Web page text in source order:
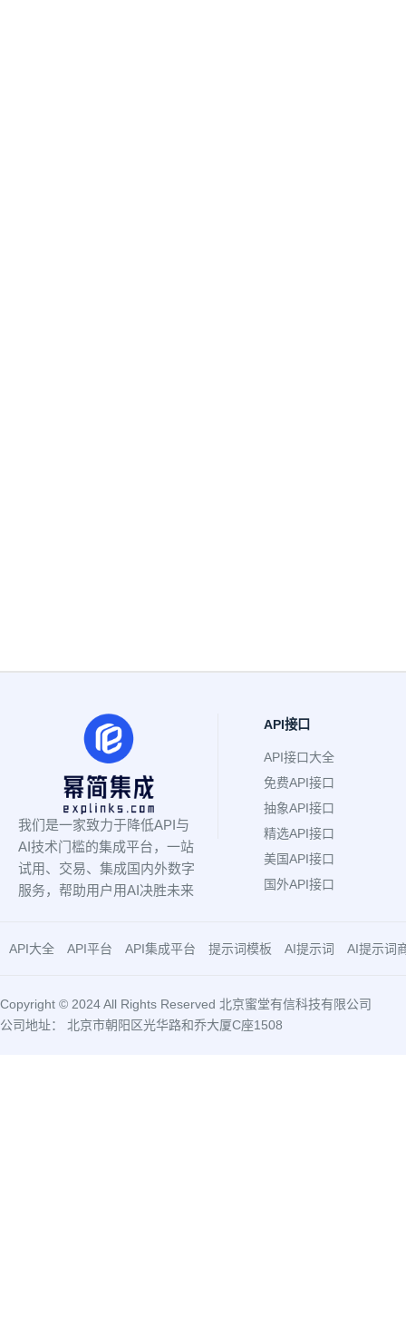
我们是一家致力于降低API与
AI技术门槛的集成平台，一站
试用、交易、集成国内外数字
服务，帮助用户用AI决胜未来
API接口
API接口大全
免费API接口
抽象API接口
精选API接口
美国API接口
国外API接口
API大全 API平台 API集成平台 提示词模板 AI提示词 AI提示词
Copyright © 2024 All Rights Reserved 北京蜜堂有信科技有限公司
公司地址： 北京市朝阳区光华路和乔大厦C座1508